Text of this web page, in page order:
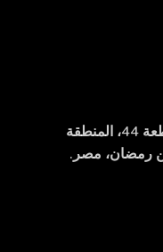
شركة البيت لصناعة المفروشات، قطعة 44، المنطقة